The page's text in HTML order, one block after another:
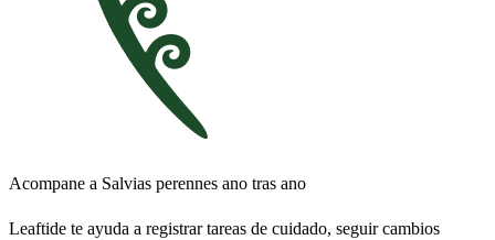
Acompane a Salvias perennes ano tras ano
Leaftide te ayuda a registrar tareas de cuidado, seguir cambios